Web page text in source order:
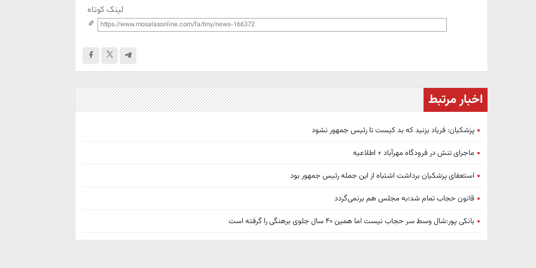
لینک کوتاه
اخبار مرتبط
پزشکیان: فریاد بزنید که بد کیست تا رئیس جمهور نشود
ماجرای تنش در فرودگاه مهرآباد + اطلاعیه
استعفای پزشکیان برداشت اشتباه از این جمله رئیس جمهور بود
قانون حجاب تمام شد؛به مجلس هم برنمی‌گردد
بانکی پور:شال وسط سر حجاب نیست اما همین ۴۰ سال جلوی برهنگی را گرفته است